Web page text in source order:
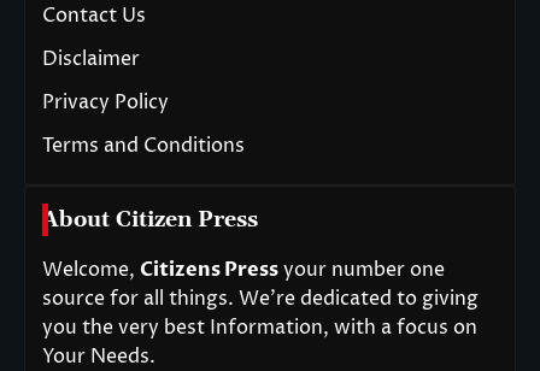
Contact Us
Disclaimer
Privacy Policy
Terms and Conditions
About Citizen Press
Welcome, Citizens Pressyour number one
source for all things. We’re dedicated to giving
you the very best Information, with a focus on
Your Needs.